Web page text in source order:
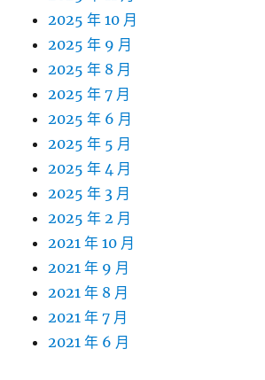
2025 年 10 月
2025 年 9 月
2025 年 8 月
2025 年 7 月
2025 年 6 月
2025 年 5 月
2025 年 4 月
2025 年 3 月
2025 年 2 月
2021 年 10 月
2021 年 9 月
2021 年 8 月
2021 年 7 月
2021 年 6 月